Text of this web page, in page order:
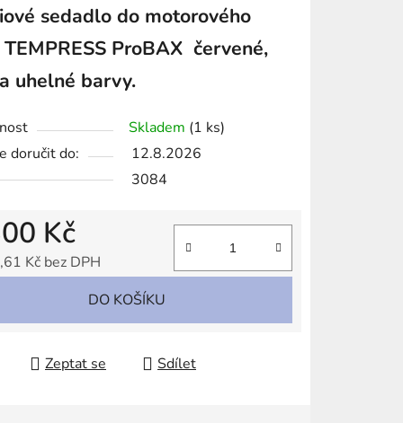
sedadlo do motorového
ProBAX červené,
uhelné barvy.
Skladem (1 ks)
doručit do:
12.8.2026
3084
Kč
Kč bez DPH
DO KOŠÍKU
Zeptat se Sdílet